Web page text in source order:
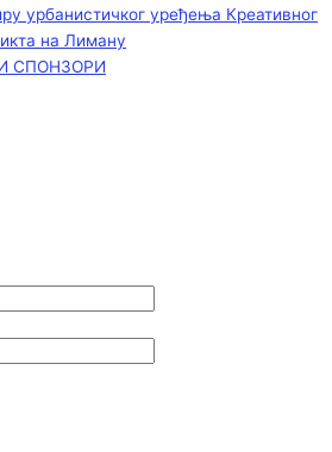
урбанистичког уређења Креативног
на Лиману
СПОНЗОРИ